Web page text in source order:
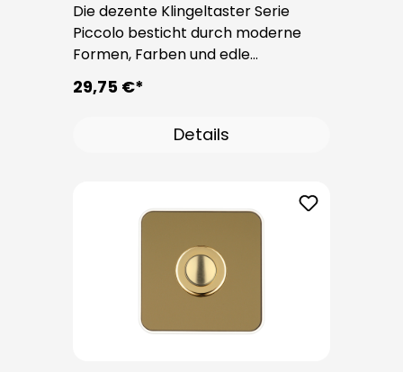
Die dezente Klingeltaster Serie
Piccolo besticht durch moderne
Formen, Farben und edle
Oberflächen. Bei allen
Klingeltastern dieser Serie kommt
Einsatz. Die Leitungseinführung
keine Befestigungsschrauben
29,75 €*
Details